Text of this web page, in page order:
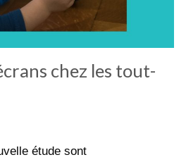
chez les tout-
étude sont